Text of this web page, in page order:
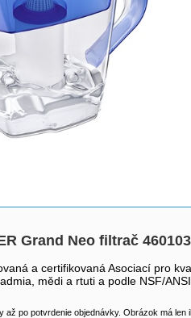
Grand Neo filtrač
a certifikovaná Asociací pro
mědi a rtuti a podle NSF/
po potvrdenie objednávky. Obrázok má len